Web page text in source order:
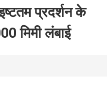
प्रदर्शन के
मिमी लंबाई